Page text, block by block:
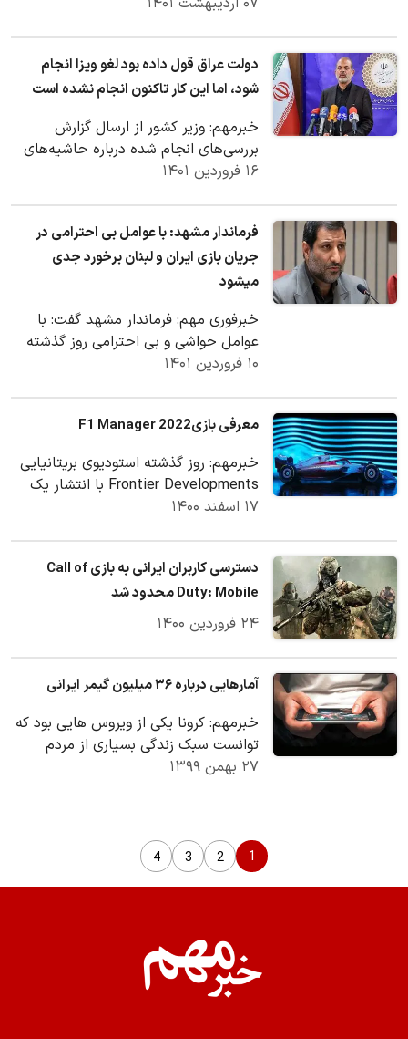
دولت عراق قول داده بود لغو ویزا انجام
شود، اما این کار تاکنون انجام نشده است
خبرمهم: وزیر کشور از ارسال گزارش
بررسی‌های انجام شده درباره حاشیه‌های
مسابقه تیم های ملی فوتبال ایران و لبنان
۱۶ فروردین ۱۴۰۱
فرماندار مشهد: با عوامل بی احترامی در
جریان بازی ایران و لبنان برخورد جدی
میشود
خبرفوری مهم: فرماندار مشهد گفت: با
عوامل حواشی و بی احترامی روز گذشته
که در جریان بازی ایران و لبنان صورت
۱۰ فروردین ۱۴۰۱
معرفی بازیF1 Manager 2022
خبرمهم: روز گذشته استودیوی بریتانیایی
Frontier Developments با انتشار یک
۱۷ اسفند ۱۴۰۰
دسترسی کاربران ایرانی به بازی Call of
Duty: Mobile محدود شد
۲۴ فروردین ۱۴۰۰
آمارهایی درباره ۳۶ میلیون گیمر ایرانی
خبرمهم: کرونا یکی از ویروس هایی بود که
توانست سبک زندگی بسیاری از مردم
جهان را عوض کند و باعث شد بسیاری از
۲۷ بهمن ۱۳۹۹
1
2
3
4